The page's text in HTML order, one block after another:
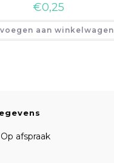
€0,25
aan winkelwagen
afspraak